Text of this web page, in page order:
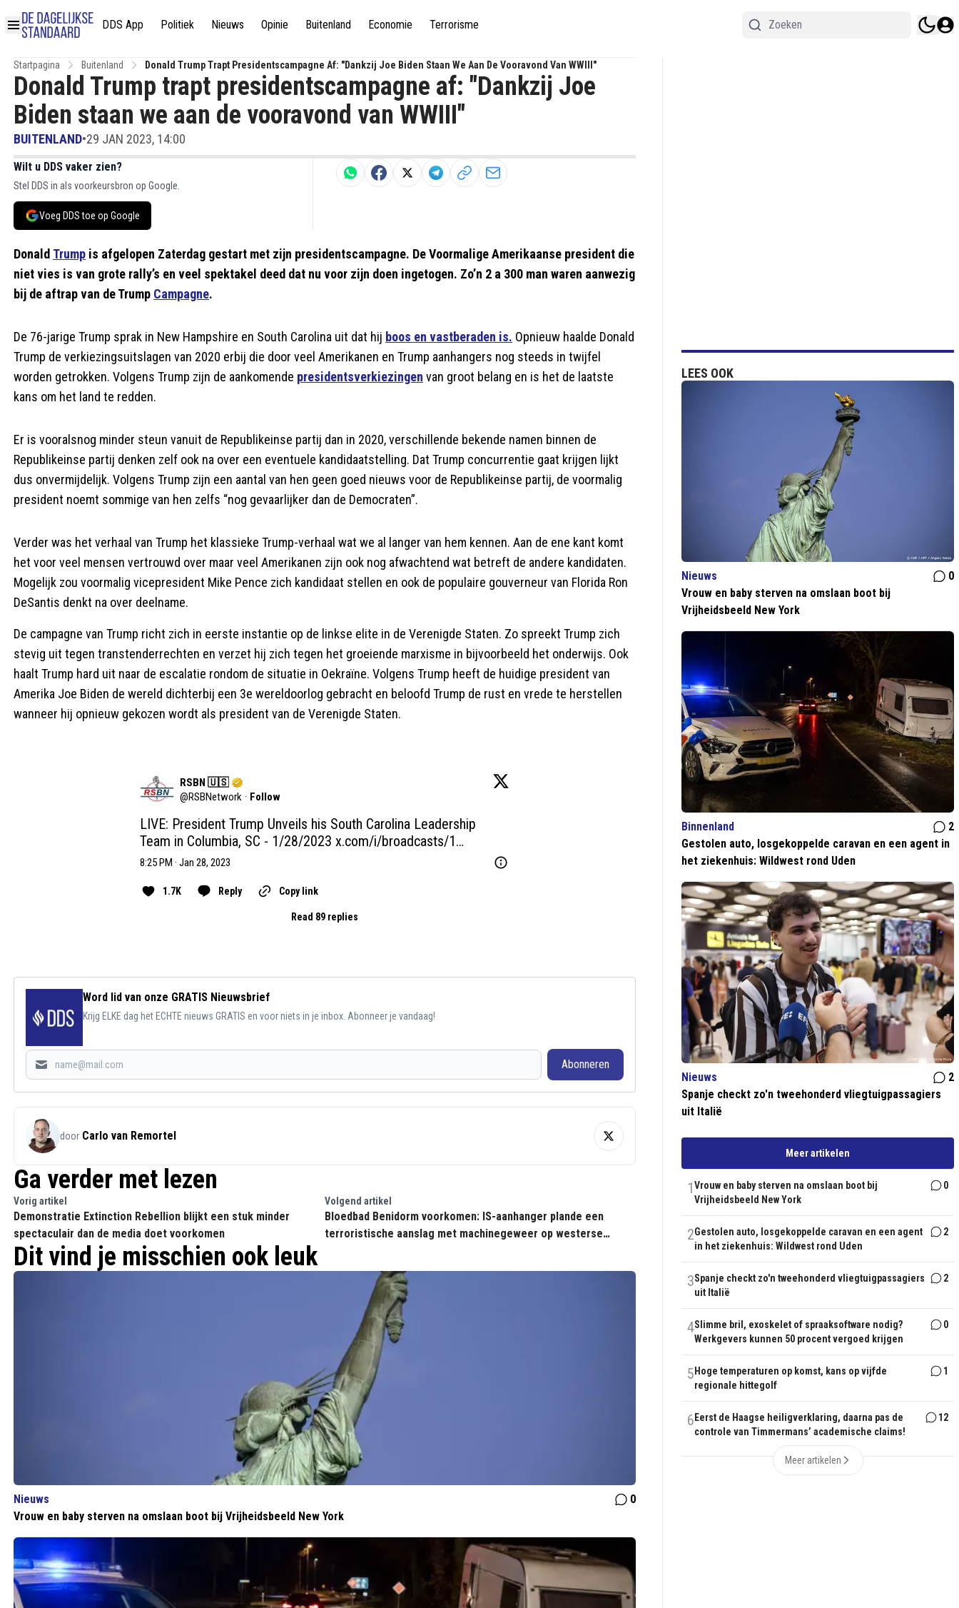
DDS App Politiek Nieuws Opinie Buitenland Economie Terrorisme
Startpagina Buitenland Donald Trump Trapt Presidentscampagne Af: "Dankzij Joe Biden Staan We Aan De Vooravond Van WWIII"
Donald Trump trapt presidentscampagne af: "Dankzij Joe
Biden staan we aan de vooravond van WWIII"
BUITENLAND•29 JAN 2023, 14:00
Wilt u DDS vaker zien?
Stel DDS in als voorkeursbron op Google.
Voeg DDS toe op Google
Donald Trump is afgelopen Zaterdag gestart met zijn presidentscampagne. De Voormalige Amerikaanse president die
niet vies is van grote rally’s en veel spektakel deed dat nu voor zijn doen ingetogen. Zo’n 2 a 300 man waren aanwezig
bij de aftrap van de Trump Campagne.
De 76-jarige Trump sprak in New Hampshire en South Carolina uit dat hij boos en vastberaden is. Opnieuw haalde Donald
Trump de verkiezingsuitslagen van 2020 erbij die door veel Amerikanen en Trump aanhangers nog steeds in twijfel
worden getrokken. Volgens Trump zijn de aankomende presidentsverkiezingen van groot belang en is het de laatste
kans om het land te redden.
Er is vooralsnog minder steun vanuit de Republikeinse partij dan in 2020, verschillende bekende namen binnen de
Republikeinse partij denken zelf ook na over een eventuele kandidaatstelling. Dat Trump concurrentie gaat krijgen lijkt
dus onvermijdelijk. Volgens Trump zijn een aantal van hen geen goed nieuws voor de Republikeinse partij, de voormalig
president noemt sommige van hen zelfs “nog gevaarlijker dan de Democraten”.
Verder was het verhaal van Trump het klassieke Trump-verhaal wat we al langer van hem kennen. Aan de ene kant komt
het voor veel mensen vertrouwd over maar veel Amerikanen zijn ook nog afwachtend wat betreft de andere kandidaten.
Mogelijk zou voormalig vicepresident Mike Pence zich kandidaat stellen en ook de populaire gouverneur van Florida Ron
DeSantis denkt na over deelname.
De campagne van Trump richt zich in eerste instantie op de linkse elite in de Verenigde Staten. Zo spreekt Trump zich
stevig uit tegen transtenderrechten en verzet hij zich tegen het groeiende marxisme in bijvoorbeeld het onderwijs. Ook
haalt Trump hard uit naar de escalatie rondom de situatie in Oekraïne. Volgens Trump heeft de huidige president van
Amerika Joe Biden de wereld dichterbij een 3e wereldoorlog gebracht en beloofd Trump de rust en vrede te herstellen
wanneer hij opnieuw gekozen wordt als president van de Verenigde Staten.
RSBN 🇺🇸
@RSBNetwork · Follow
LIVE: President Trump Unveils his South Carolina Leadership
Team in Columbia, SC - 1/28/2023 x.com/i/broadcasts/1…
8:25 PM · Jan 28, 2023
1.7K Reply Copy link
Read 89 replies
Word lid van onze GRATIS Nieuwsbrief
Krijg ELKE dag het ECHTE nieuws GRATIS en voor niets in je inbox. Abonneer je vandaag!
Abonneren
door Carlo van Remortel
Ga verder met lezen
Vorig artikel
Demonstratie Extinction Rebellion blijkt een stuk minder
spectaculair dan de media doet voorkomen
Volgend artikel
Bloedbad Benidorm voorkomen: IS-aanhanger plande een
terroristische aanslag met machinegeweer op westerse
Dit vind je misschien ook leuk
Nieuws
0
Vrouw en baby sterven na omslaan boot bij Vrijheidsbeeld New York
LEES OOK
Nieuws
0
Vrouw en baby sterven na omslaan boot bij
Vrijheidsbeeld New York
Binnenland
2
Gestolen auto, losgekoppelde caravan en een agent in
het ziekenhuis: Wildwest rond Uden
Nieuws
2
Spanje checkt zo'n tweehonderd vliegtuigpassagiers
uit Italië
Meer artikelen
1Vrouw en baby sterven na omslaan boot bij
Vrijheidsbeeld New York
0
2Gestolen auto, losgekoppelde caravan en een agent
in het ziekenhuis: Wildwest rond Uden
2
3Spanje checkt zo'n tweehonderd vliegtuigpassagiers
uit Italië
2
4Slimme bril, exoskelet of spraaksoftware nodig?
Werkgevers kunnen 50 procent vergoed krijgen
0
5 Hoge temperaturen op komst, kans op vijfde
regionale hittegolf
1
6 Eerst de Haagse heiligverklaring, daarna pas de
controle van Timmermans’ academische claims!
12
Meer artikelen